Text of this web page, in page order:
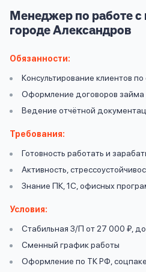
Менеджер по работе с
городе Александров
Обязанности:
Консультирование клиентов
Оформление договоров займа
Ведение отчётной
Требования:
Готовность работать и
Активность,
Знание ПК, 1С, офисных
Условия:
Стабильная З/П от 27 000 ₽,
Сменный график работы
Оформление по ТК РФ,
Оформить заявку
контакты
Задать
вопрос
Ответы
на
Ок
Ок
правилами
предоставления
политикой
даю
согласие